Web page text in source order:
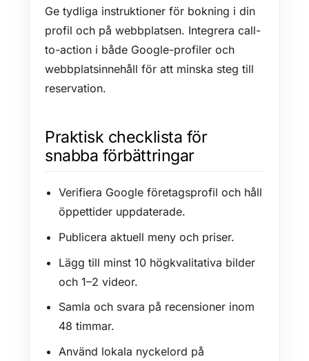
Ge tydliga instruktioner för bokning i din
profil och på webbplatsen. Integrera call-
to-action i både Google-profiler och
webbplatsinnehåll för att minska steg till
reservation.
Praktisk checklista för
snabba förbättringar
Verifiera Google företagsprofil och håll
öppettider uppdaterade.
Publicera aktuell meny och priser.
Lägg till minst 10 högkvalitativa bilder
och 1–2 videor.
Samla och svara på recensioner inom
48 timmar.
Använd lokala nyckelord på